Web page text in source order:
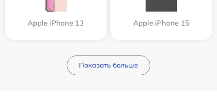
Apple iPhone 13 Apple iPhone 15
Показать больше